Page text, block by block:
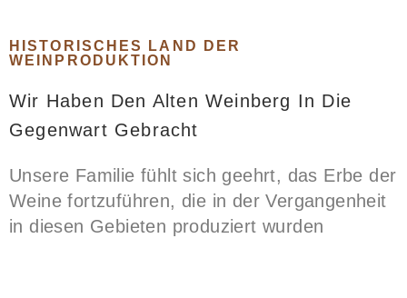
HISTORISCHES LAND DER
WEINPRODUKTION
Wir Haben Den Alten Weinberg In Die
Gegenwart Gebracht
Unsere Familie fühlt sich geehrt, das Erbe der
Weine fortzuführen, die in der Vergangenheit
in diesen Gebieten produziert wurden